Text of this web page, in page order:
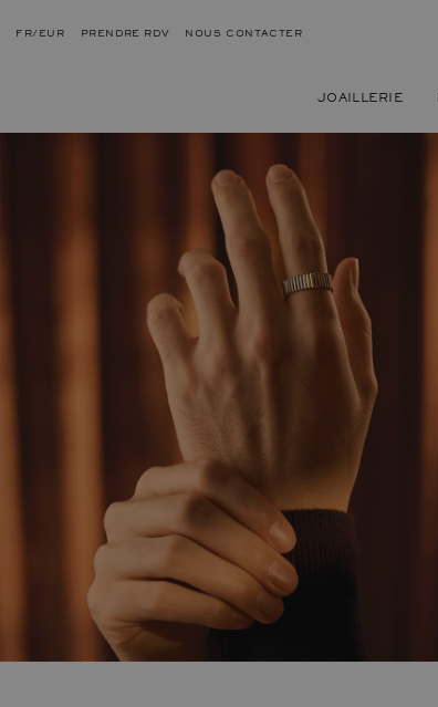
FR/EUR PRENDRE RDV NOUS CONTACTER
JOAILLERIE